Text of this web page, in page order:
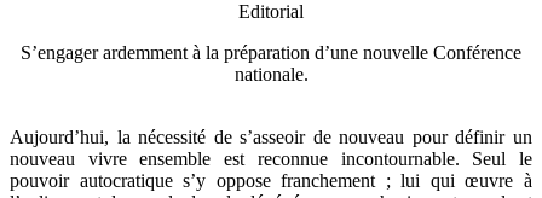
Editorial
S’engager ardemment à la préparation d’une nouvelle Conférence
nationale.
Aujourd’hui, la nécessité de s’asseoir de nouveau pour définir un
nouveau vivre ensemble est reconnue incontournable. Seul le
pouvoir autocratique s’y oppose franchement ; lui qui œuvre à